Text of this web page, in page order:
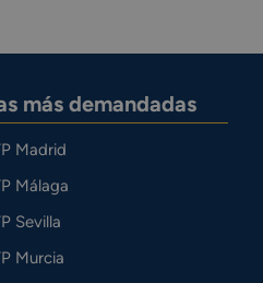
más demandadas
Madrid
Málaga
Sevilla
Murcia